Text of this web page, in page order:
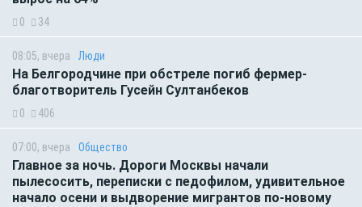
0 34
08:05, вчера Люди
На Белгородчине при обстреле погиб фермер-
благотворитель Гусейн Султанбеков
0 406
07:00, вчера Общество
Главное за ночь. Дороги Москвы начали
пылесосить, переписки с педофилом, удивительное
начало осени и выдворение мигрантов по-новому